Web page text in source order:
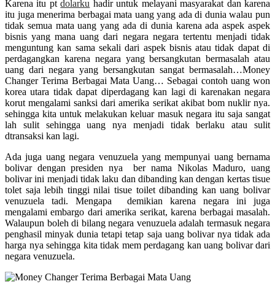
Karena itu ptdolarku hadir untuk melayani masyarakat dan karena
itu juga menerima berbagai mata uang yang ada di dunia walau pun
tidak semua mata uang yang ada di dunia karena ada aspek aspek
bisnis yang mana uang dari negara negara tertentu menjadi tidak
menguntung kan sama sekali dari aspek bisnis atau tidak dapat di
perdagangkan karena negara yang bersangkutan bermasalah atau
uang dari negara yang bersangkutan sangat bermasalah…Money
Changer Terima Berbagai Mata Uang… Sebagai contoh uang won
korea utara tidak dapat diperdagang kan lagi di karenakan negara
korut mengalami sanksi dari amerika serikat akibat bom nuklir nya.
sehingga kita untuk melakukan keluar masuk negara itu saja sangat
lah sulit sehingga uang nya menjadi tidak berlaku atau sulit
dtransaksi kan lagi.
Ada juga uang negara venuzuela yang mempunyai uang bernama
bolivar dengan presiden nya ber nama Nikolas Maduro, uang
bolivar ini menjadi tidak laku dan dibanding kan dengan kertas tisue
tolet saja lebih tinggi nilai tisue toilet dibanding kan uang bolivar
venuzuela tadi. Mengapa demikian karena negara ini juga
mengalami embargo dari amerika serikat, karena berbagai masalah.
Walaupun boleh di bilang negara venuzuela adalah termasuk negara
penghasil minyak dunia tetapi tetap saja uang bolivar nya tidak ada
harga nya sehingga kita tidak mem perdagang kan uang bolivar dari
negara venuzuela.